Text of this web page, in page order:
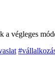
végleges